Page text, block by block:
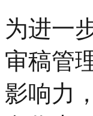
为进一
审稿管
影响力